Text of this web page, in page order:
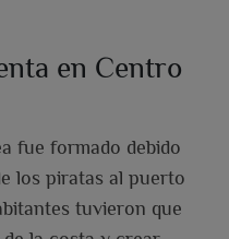
en Centro
fue formado debido
los piratas al puerto
tuvieron que